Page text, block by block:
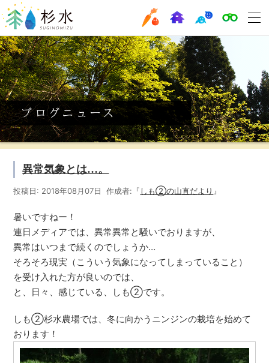
異常気象とは…。
投稿日: 2018年08月07日 作成者:『しも②の山直だより 』
暑いですねー！
連日メディアでは、異常異常と騒いでおりますが、
異常はいつまで続くのでしょうか…
そろそろ現実（こういう気象になってしまっていること）
を受け入れた方が良いのでは、
と、日々、感じている、しも②です。
しも②杉水農場では、冬に向かうニンジンの栽培を始めて
おります！